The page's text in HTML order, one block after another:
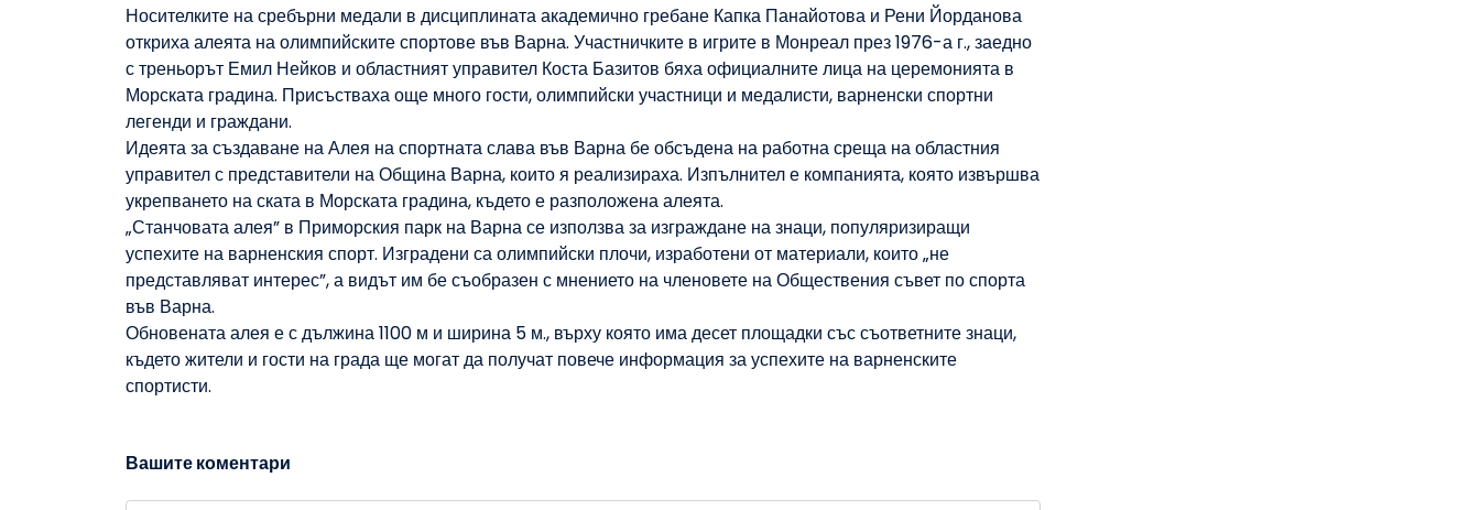
Носителките на сребърни медали в дисциплината академично гребане Капка Панайотова и Рени Йорданова
откриха алеята на олимпийските спортове във Варна. Участничките в игрите в Монреал през 1976-а г., заедно
с треньорът Емил Нейков и областният управител Коста Базитов бяха официалните лица на церемонията в
Морската градина. Присъстваха още много гости, олимпийски участници и медалисти, варненски спортни
легенди и граждани.
Идеята за създаване на Алея на спортната слава във Варна бе обсъдена на работна среща на областния
управител с представители на Община Варна, които я реализираха. Изпълнител е компанията, която извършва
укрепването на ската в Морската градина, където е разположена алеята.
„Станчовата алея” в Приморския парк на Варна се използва за изграждане на знаци, популяризиращи
успехите на варненския спорт. Изградени са олимпийски плочи, изработени от материали, които „не
представляват интерес”, а видът им бе съобразен с мнението на членовете на Обществения съвет по спорта
във Варна.
Обновената алея е с дължина 1100 м и ширина 5 м., върху която има десет площадки със съответните знаци,
където жители и гости на града ще могат да получат повече информация за успехите на варненските
спортисти.
Вашите коментари